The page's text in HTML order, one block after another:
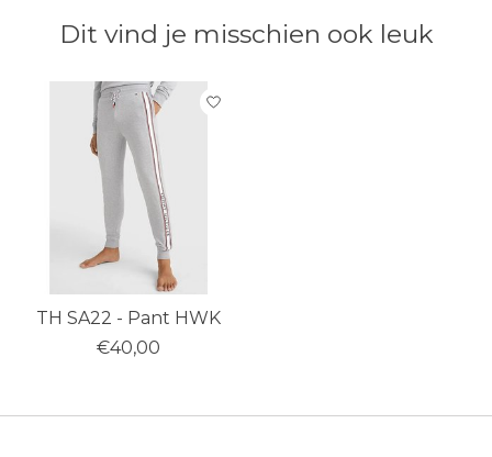
Dit vind je misschien ook leuk
Items van productcarrousel
TH SA22 - Pant HWK
€40,00